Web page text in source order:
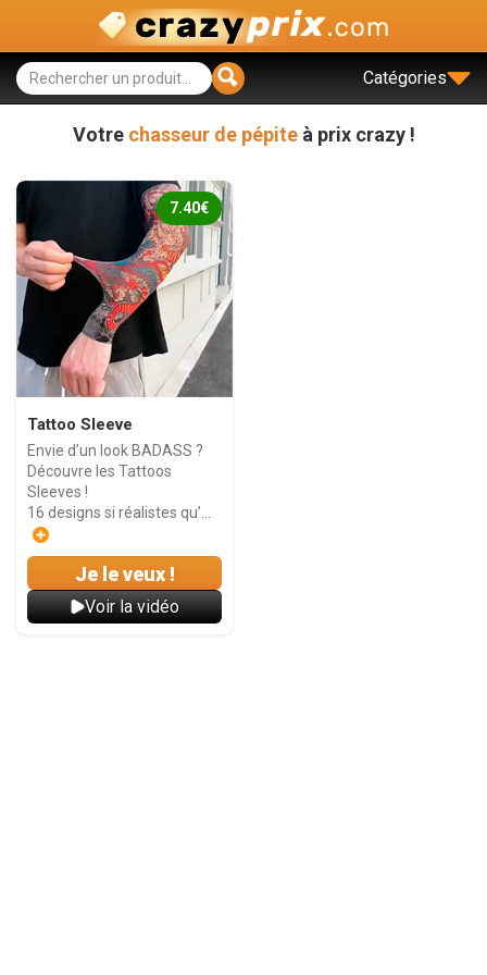
Catégories
Votre chasseur de pépiteà prix crazy !
7.40€
Tattoo Sleeve
Envie d’un look BADASS ?
Découvre les Tattoos
Sleeves !
16 designs si réalistes qu’...
Je le veux !
Voir la vidéo